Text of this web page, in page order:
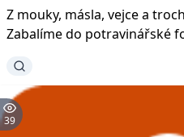
Z mouky, másla, vejce a
Zabalíme do potravinářské
39